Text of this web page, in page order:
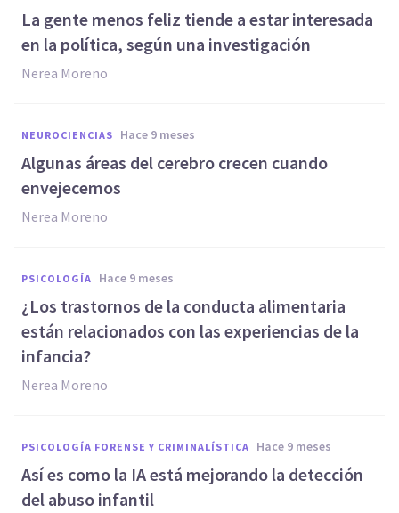
La gente menos feliz tiende a estar interesada
en la política, según una investigación
Nerea Moreno
NEUROCIENCIAS hace 9 meses
Algunas áreas del cerebro crecen cuando
envejecemos
Nerea Moreno
PSICOLOGÍA hace 9 meses
¿Los trastornos de la conducta alimentaria
están relacionados con las experiencias de la
infancia?
Nerea Moreno
PSICOLOGÍA FORENSE Y CRIMINALÍSTICA hace 9 meses
Así es como la IA está mejorando la detección
del abuso infantil